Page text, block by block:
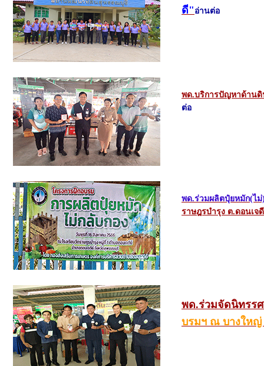
ดี" อ่านต่อ
พด.บริการปัญหาด้าน
ต่อ
พด.ร่วมผลิตปุ๋ยหมัก(ไม่
ราษฎรบำรุง ต.ดอนเจ
พด.ร่วมจัดนิทรร
บรมฯ ณ บางใหญ่